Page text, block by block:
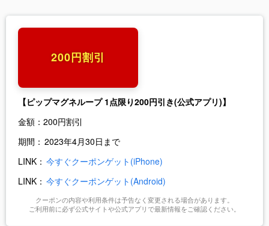
200円割引
【ピップマグネループ 1点限り200円引き(公式アプリ)】
金額： 200円割引
期間： 2023年4月30日まで
LINK： 今すぐクーポンゲット(iPhone)
LINK： 今すぐクーポンゲット(Android)
クーポンの内容や利用条件は予告なく変更される場合があります。
ご利用前に必ず公式サイトや公式アプリで最新情報をご確認ください。